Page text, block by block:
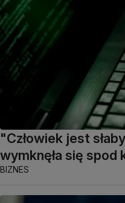
"Człowiek jest
wymknęła się spod
BIZNES